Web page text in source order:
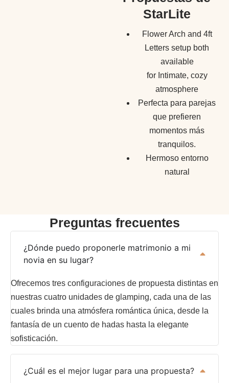
StarLite
Flower Arch and 4ft
Letters setup both
available
for Intimate, cozy
atmosphere
Perfecta para parejas
que prefieren
momentos más
tranquilos.
Hermoso entorno
natural
Preguntas frecuentes
¿Dónde puedo proponerle matrimonio a mi
novia en su lugar?
Ofrecemos tres configuraciones de propuesta distintas en
nuestras cuatro unidades de glamping, cada una de las
cuales brinda una atmósfera romántica única, desde la
fantasía de un cuento de hadas hasta la elegante
sofisticación.
¿Cuál es el mejor lugar para una propuesta?